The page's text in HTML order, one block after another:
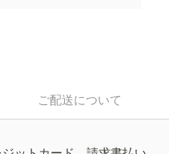
ご配送について